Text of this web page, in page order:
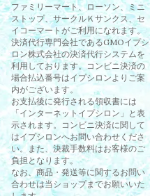
ファミリーマート、ローソン、ミニ
ストップ、サークルＫサンクス、セ
イコーマートがご利用になれます。
決済代行専門会社であるGMOイプシ
ロン株式会社の決済代行システムを
利用しております。コンビニ決済の
場合払込番号はイプシロンよりご案
内がございます。
お支払後に発行される領収書には
「インターネットイプシロン」と表
示されます。コンビニ決済に関して
はイプシロンへお問い合わせくださ
い。また、決裁手数料はお客様のご
負担となります。
なお、商品・発送等に関するお問い
合わせは当ショップまでお願いいた